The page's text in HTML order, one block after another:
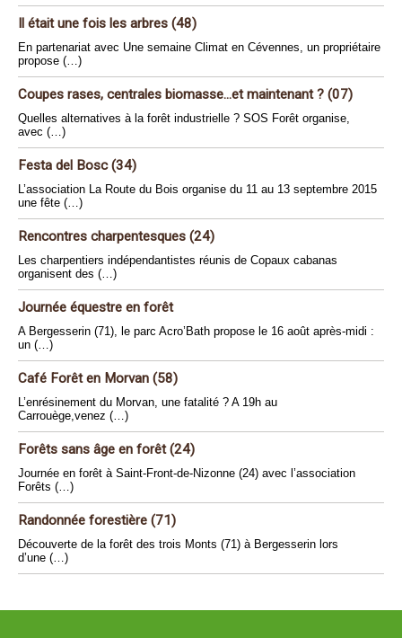
Il était une fois les arbres (48)
En partenariat avec Une semaine Climat en Cévennes, un propriétaire
propose (…)
Coupes rases, centrales biomasse...et maintenant ? (07)
Quelles alternatives à la forêt industrielle ? SOS Forêt organise,
avec (…)
Festa del Bosc (34)
L’association La Route du Bois organise du 11 au 13 septembre 2015
une fête (…)
Rencontres charpentesques (24)
Les charpentiers indépendantistes réunis de Copaux cabanas
organisent des (…)
Journée équestre en forêt
A Bergesserin (71), le parc Acro’Bath propose le 16 août après-midi :
un (…)
Café Forêt en Morvan (58)
L’enrésinement du Morvan, une fatalité ? A 19h au
Carrouège,venez (…)
Forêts sans âge en forêt (24)
Journée en forêt à Saint-Front-de-Nizonne (24) avec l’association
Forêts (…)
Randonnée forestière (71)
Découverte de la forêt des trois Monts (71) à Bergesserin lors
d’une (…)